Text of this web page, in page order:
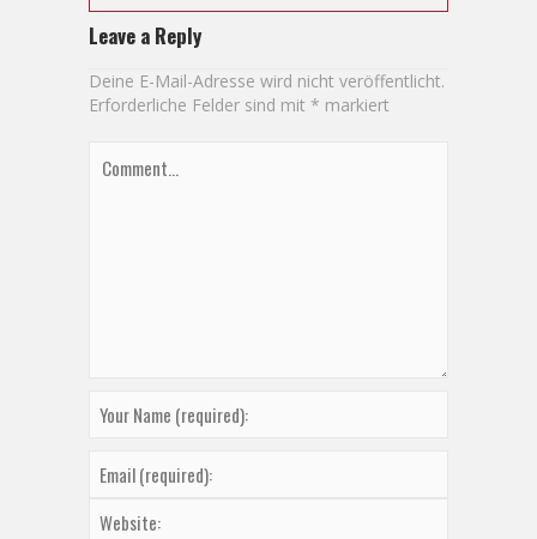
Leave a Reply
Deine E-Mail-Adresse wird nicht veröffentlicht.
Erforderliche Felder sind mit * markiert